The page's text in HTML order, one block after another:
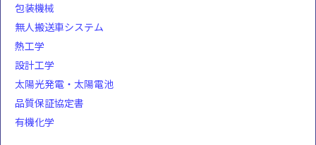
包装機械
無人搬送車システム
熱工学
設計工学
太陽光発電・太陽電池
品質保証協定書
有機化学